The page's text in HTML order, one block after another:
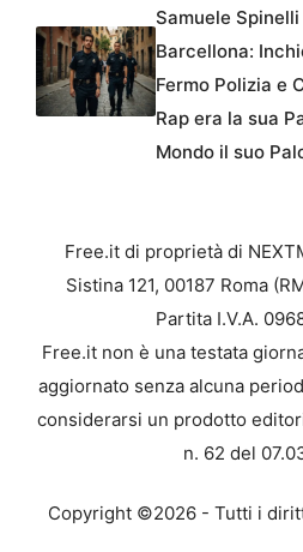
Samuele Spinelli
Barcellona:
Fermo Polizia e
Rap era la sua
Mondo il suo
Free.it di proprietà di
Sistina 121, 00187 Roma
Partita I.V.A.
Free.it non è una testata
aggiornato senza alcuna
considerarsi un prodotto
n. 62 del
Copyright ©2026 - Tutti i